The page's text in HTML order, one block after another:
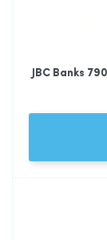
JBC Banks